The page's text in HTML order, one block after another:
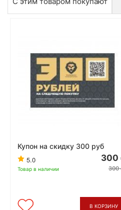
Купон на скидку 300 руб
5.0
Товар в наличии
300
300
В КОРЗИНУ